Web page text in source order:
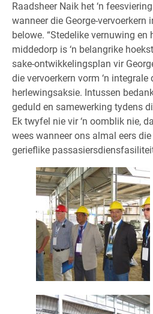
Raadsheer Naik het ‘n
wanneer die George-vervoerkern
belowe. “Stedelike vernuwing en
middedorp is ‘n belangrike
sake-ontwikkelingsplan vir
die vervoerkern vorm ‘n integrale
herlewingsaksie. Intussen
geduld en samewerking tydens
Ek twyfel nie vir ‘n oomblik nie,
wees wanneer ons almal eers
gerieflike